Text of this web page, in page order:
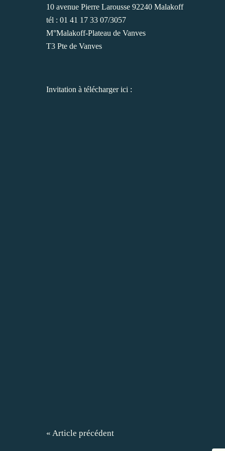
10 avenue Pierre Larousse 92240 Malakoff
tél : 01 41 17 33 07/3057
M°Malakoff-Plateau de Vanves
T3 Pte de Vanves
Invitation à télécharger ici :
« Article précédent